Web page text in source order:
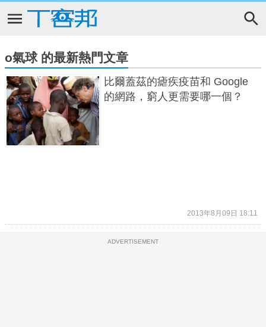
o氣球 的最新熱門文章
比爾蓋茲的瘧疾疫苗和 Google
的網路，窮人更需要哪一個？
2013年8月09日 18:11
ADVERTISEMENT